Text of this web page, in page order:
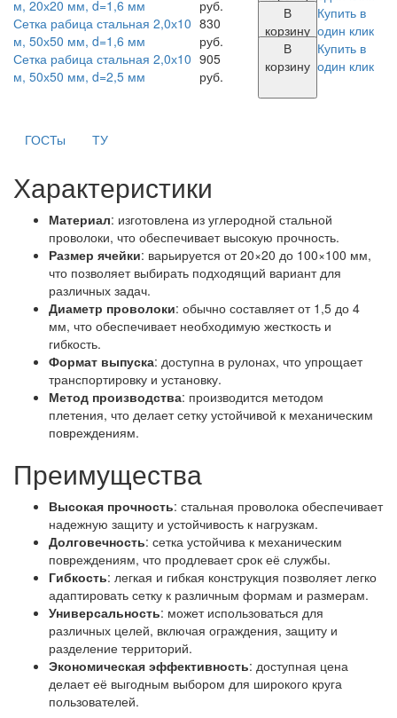
м, 20х20 мм, d=1,6 мм
руб.
Сетка рабица стальная 2,0х10
м, 50х50 мм, d=1,6 мм
830
руб.
В
корзину
Купить в
один клик
Сетка рабица стальная 2,0х10
м, 50х50 мм, d=2,5 мм
905
руб.
В
корзину
Купить в
один клик
ГОСТы ТУ
Характеристики
Материал: изготовлена из углеродной стальной
проволоки, что обеспечивает высокую прочность.
Размер ячейки: варьируется от 20×20 до 100×100 мм,
что позволяет выбирать подходящий вариант для
различных задач.
Диаметр проволоки: обычно составляет от 1,5 до 4
мм, что обеспечивает необходимую жесткость и
гибкость.
Формат выпуска: доступна в рулонах, что упрощает
транспортировку и установку.
Метод производства: производится методом
плетения, что делает сетку устойчивой к механическим
повреждениям.
Преимущества
Высокая прочность: стальная проволока обеспечивает
надежную защиту и устойчивость к нагрузкам.
Долговечность: сетка устойчива к механическим
повреждениям, что продлевает срок её службы.
Гибкость: легкая и гибкая конструкция позволяет легко
адаптировать сетку к различным формам и размерам.
Универсальность: может использоваться для
различных целей, включая ограждения, защиту и
разделение территорий.
Экономическая эффективность: доступная цена
делает её выгодным выбором для широкого круга
пользователей.